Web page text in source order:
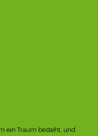
ein Traum besteht, und